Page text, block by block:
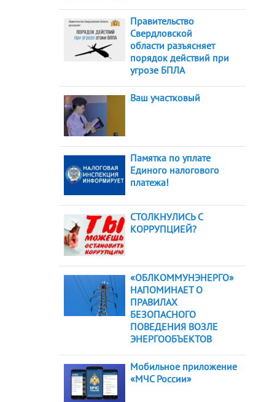
Правительство
Свердловской
области разъясняет
порядок действий при
угрозе БПЛА
Ваш участковый
Памятка по уплате
Единого налогового
платежа!
СТОЛКНУЛИСЬ С
КОРРУПЦИЕЙ?
«ОБЛКОММУНЭНЕРГО»
НАПОМИНАЕТ О
ПРАВИЛАХ
БЕЗОПАСНОГО
ПОВЕДЕНИЯ ВОЗЛЕ
ЭНЕРГООБЪЕКТОВ
Мобильное приложение
«МЧС России»